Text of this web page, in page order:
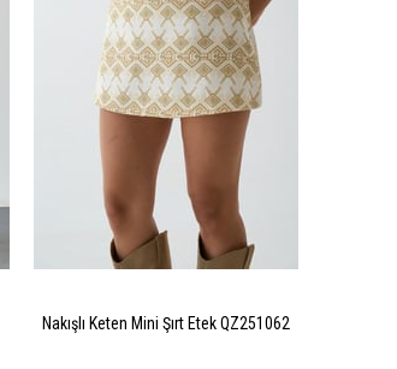
Nakışlı Keten Mini Şırt Etek QZ251062